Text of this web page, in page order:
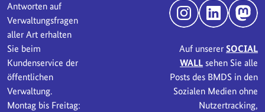
Antworten auf
Verwaltungsfragen
aller Art erhalten
Sie beim
Kundenservice der
öffentlichen
Verwaltung.
Montag bis Freitag:
InstagramLinkedIn
Auf unserer SOCIAL
WALLsehen Sie alle
Posts des BMDS in den
Sozialen Medien ohne
Nutzertracking,